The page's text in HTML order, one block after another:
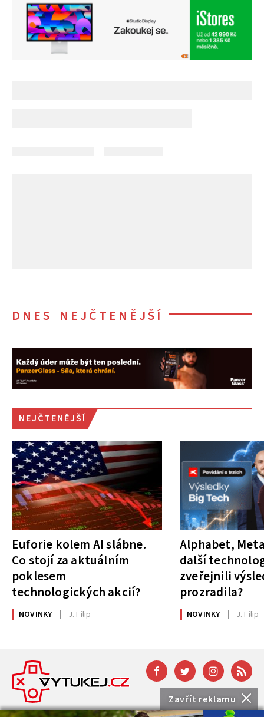
Zavřít reklamu
DNES NEJČTENĚJŠÍ
NEJČTENĚJŠÍ
Euforie kolem AI slábne.
Co stojí za aktuálním
poklesem
technologických akcií?
NOVINKY J. Filip
Alphabet,
další
zveřejnili
prozradila?
NOVINKY J. Filip